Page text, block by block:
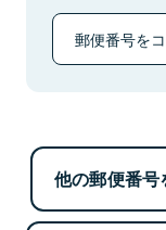
郵便番号を
他の郵便番号